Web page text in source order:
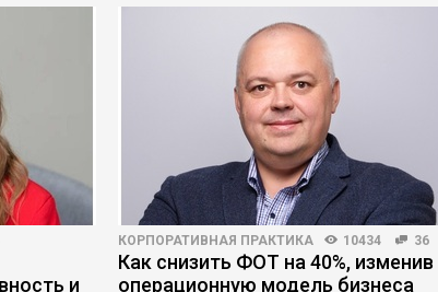
и
КОРПОРАТИВНАЯ ПРАКТИКА 10434 36
Как снизить ФОТ на 40%, изменив
операционную модель бизнеса